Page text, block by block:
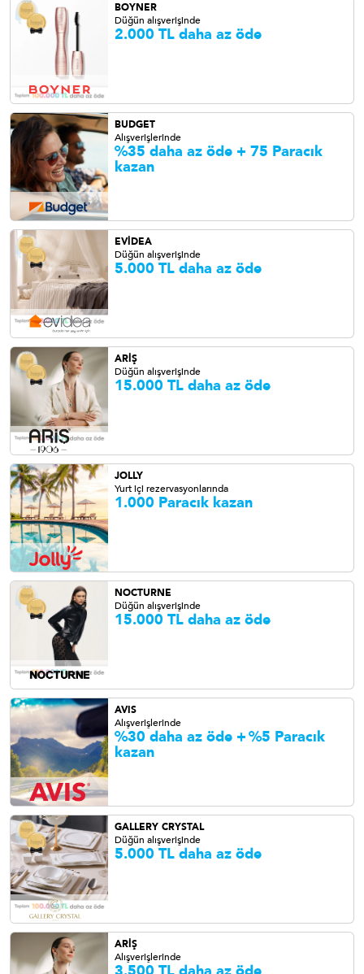
BOYNER
Düğün alışverişinde
2.000 TL daha az öde
BUDGET
Alışverişlerinde
%35 daha az öde + 75 Paracık
kazan
EVİDEA
Düğün alışverişinde
5.000 TL daha az öde
ARİŞ
Düğün alışverişinde
15.000 TL daha az öde
JOLLY
Yurt içi rezervasyonlarında
1.000 Paracık kazan
NOCTURNE
Düğün alışverişinde
15.000 TL daha az öde
AVIS
Alışverişlerinde
%30 daha az öde +%5 Paracık
kazan
GALLERY CRYSTAL
Düğün alışverişinde
5.000 TL daha az öde
ARİŞ
Alışverişlerinde